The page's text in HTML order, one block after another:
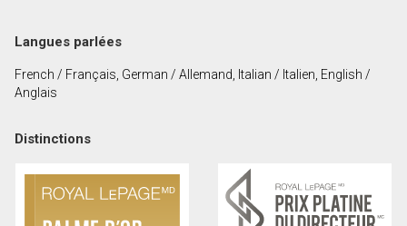
Prénom
Courriel
Téléphone
(Optionnel)
Langues parlées
French / Français, German / Allemand, Italian / Italien, English /
Anglais
Distinctions